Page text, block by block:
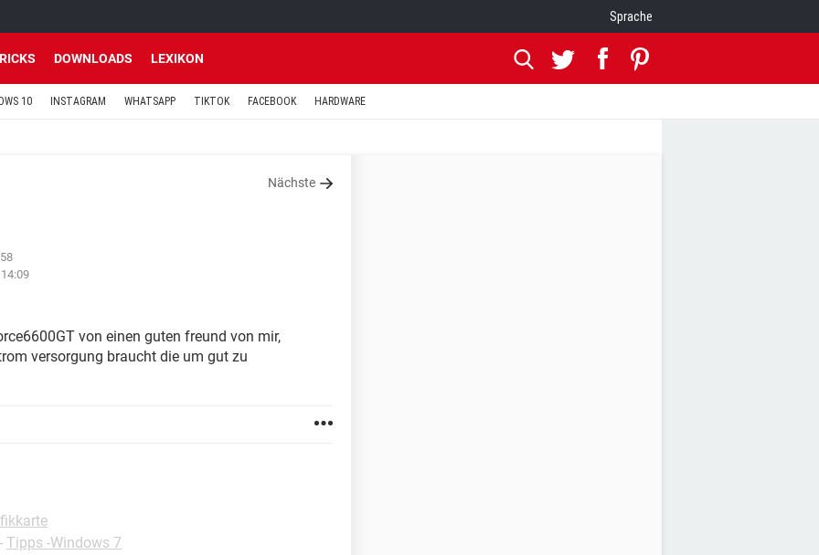
Sprache
DOWNLOADS LEXIKON
10 INSTAGRAM WHATSAPP TIKTOK FACEBOOK HARDWARE
Nächste
von einen guten freund von mir,
versorgung braucht die um gut zu
- Tipps -Windows 7